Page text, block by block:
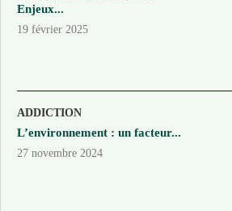
Enjeux...
19 février 2025
ADDICTION
L’environnement : un facteur...
27 novembre 2024